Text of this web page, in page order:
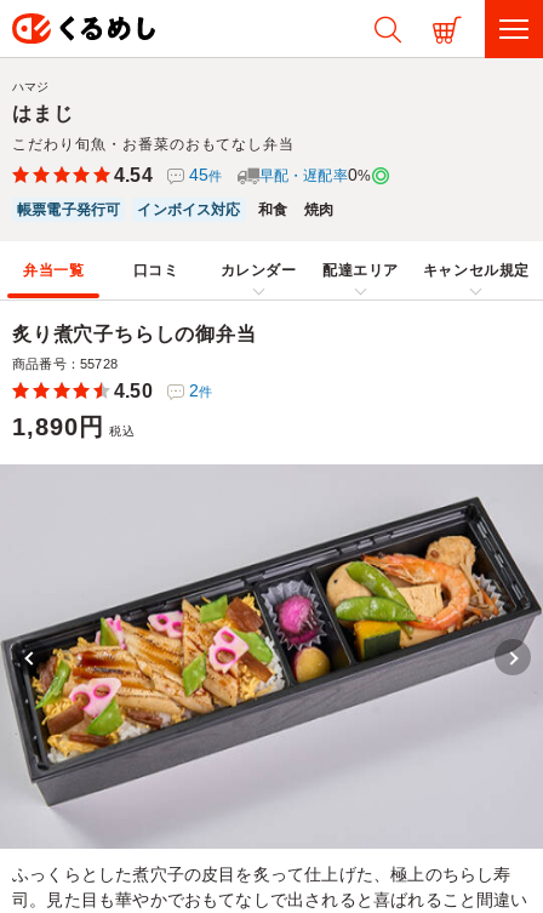
はまじ
こだわり旬魚・お番菜のおもてなし弁当
ハマジ
4.54 45件 早配・遅配率0%
帳票電子発行可
インボイス対応 和食 焼肉
弁当一覧 口コミ カレンダー 配達エリア キャンセル規定
炙り煮穴子ちらしの御弁当
商品番号：55728
4.50 2件
1,890円 税込
ふっくらとした煮穴子の皮目を炙って仕上げた、極上のちらし寿
司。見た目も華やかでおもてなしで出されると喜ばれること間違い